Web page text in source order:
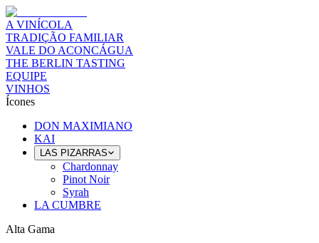
A VINÍCOLA
TRADIÇÃO FAMILIAR
VALE DO ACONCÁGUA
THE BERLIN TASTING
EQUIPE
VINHOS
Ícones
DON MAXIMIANO
KAI
LAS PIZARRAS
Chardonnay
Pinot Noir
Syrah
LA CUMBRE
Alta Gama